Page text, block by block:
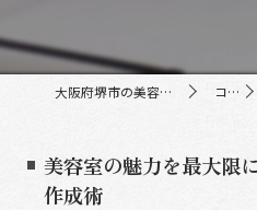
大阪府堺市の美容室ならFor-Relive コラム
美容室の魅力を最大限
作成術